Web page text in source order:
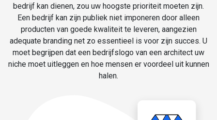
bedrijf kan dienen, zou uw hoogste prioriteit moeten zijn.
Een bedrijf kan zijn publiek niet imponeren door alleen
producten van goede kwaliteit te leveren, aangezien
adequate branding net zo essentieel is voor zijn succes. U
moet begrijpen dat een bedrijfslogo van een architect uw
niche moet uitleggen en hoe mensen er voordeel uit kunnen
halen.